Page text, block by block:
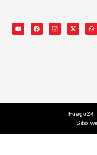
Fuego24.
Sitio